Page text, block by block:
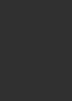
Pauvres
Souvenir de